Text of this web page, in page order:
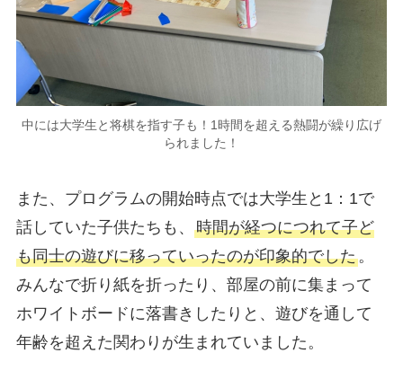
中には大学生と将棋を指す子も！1時間を超える熱闘が繰り広げ
られました！
また、プログラムの開始時点では大学生と1：1で
話していた子供たちも、 時間が経つにつれて子ど
も同士の遊びに移っていったのが印象的でした。
みんなで折り紙を折ったり、部屋の前に集まって
ホワイトボードに落書きしたりと、遊びを通して
年齢を超えた関わりが生まれていました。